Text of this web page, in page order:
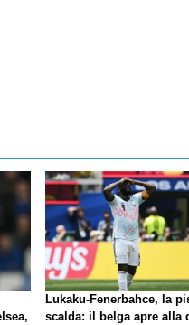
Lukaku-Fenerbahce, la
scalda: il belga apre alla